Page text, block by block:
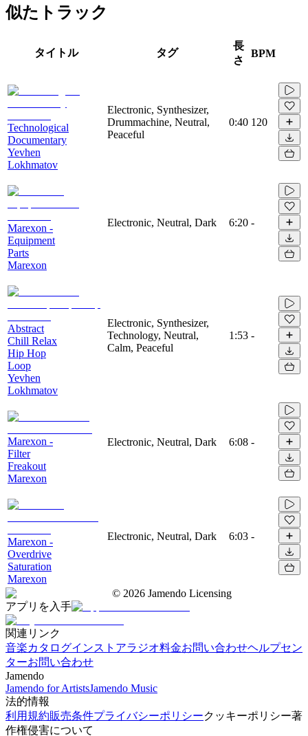
似たトラック
タイトル タグ
長
さ
BPM
Technological
Documentary
Yevhen
Lokhmatov
Electronic, Synthesizer,
Drummachine, Neutral,
Peaceful
0:40 120
Marexon -
Equipment
Parts
Marexon
Electronic, Neutral, Dark 6:20 -
Abstract
Chill Relax
Hip Hop
Loop
Yevhen
Lokhmatov
Electronic, Synthesizer,
Technology, Neutral,
Calm, Peaceful
1:53 -
Marexon -
Filter
Freakout
Marexon
Electronic, Neutral, Dark 6:08 -
Marexon -
Overdrive
Saturation
Marexon
Electronic, Neutral, Dark 6:03 -
© 2026 Jamendo Licensing
アプリを入手
関連リンク
音楽カタログインストアラジオ料金お問い合わせヘルプセン
ターお問い合わせ
Jamendo
Jamendo for ArtistsJamendo Music
法的情報
利用規約販売条件プライバシーポリシークッキーポリシー著
作権侵害について